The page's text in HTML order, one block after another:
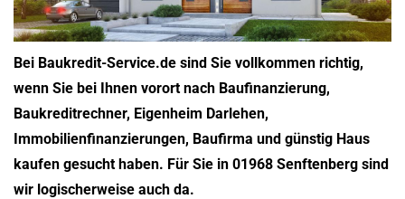
Bei Baukredit-Service.de sind Sie vollkommen richtig,
wenn Sie bei Ihnen vorort nach Baufinanzierung,
Baukreditrechner, Eigenheim Darlehen,
Immobilienfinanzierungen, Baufirma und günstig Haus
kaufen gesucht haben. Für Sie in 01968 Senftenberg sind
wir logischerweise auch da.